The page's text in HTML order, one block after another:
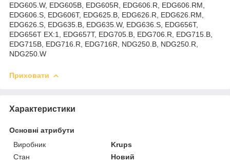
EDG605.W, EDG605B, EDG605R, EDG606.R, EDG606.RM,
EDG606.S, EDG606T, EDG625.B, EDG626.R, EDG626.RM,
EDG626.S, EDG635.B, EDG635.W, EDG636.S, EDG656T,
EDG656T EX:1, EDG657T, EDG705.B, EDG706.R, EDG715.B,
EDG715B, EDG716.R, EDG716R, NDG250.B, NDG250.R,
NDG250.W
Приховати
Характеристики
Основні атрибути
Виробник
Krups
Стан
Новий